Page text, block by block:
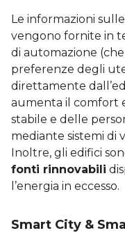
Le informazioni
vengono fornite in
di automazione
preferenze degli
direttamente
aumenta il comfort
stabile e delle
mediante sistemi di
Inoltre, gli edifici
fonti rinnovabili
l’energia in eccesso.
Smart City &